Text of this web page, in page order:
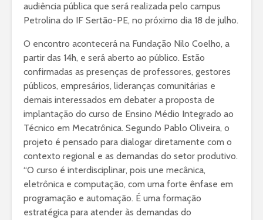
audiência pública que será realizada pelo campus
Petrolina do IF Sertão-PE, no próximo dia 18 de julho.
O encontro acontecerá na Fundação Nilo Coelho, a
partir das 14h, e será aberto ao público. Estão
confirmadas as presenças de professores, gestores
públicos, empresários, lideranças comunitárias e
demais interessados em debater a proposta de
implantação do curso de Ensino Médio Integrado ao
Técnico em Mecatrônica. Segundo Pablo Oliveira, o
projeto é pensado para dialogar diretamente com o
contexto regional e as demandas do setor produtivo.
“O curso é interdisciplinar, pois une mecânica,
eletrônica e computação, com uma forte ênfase em
programação e automação. É uma formação
estratégica para atender às demandas do